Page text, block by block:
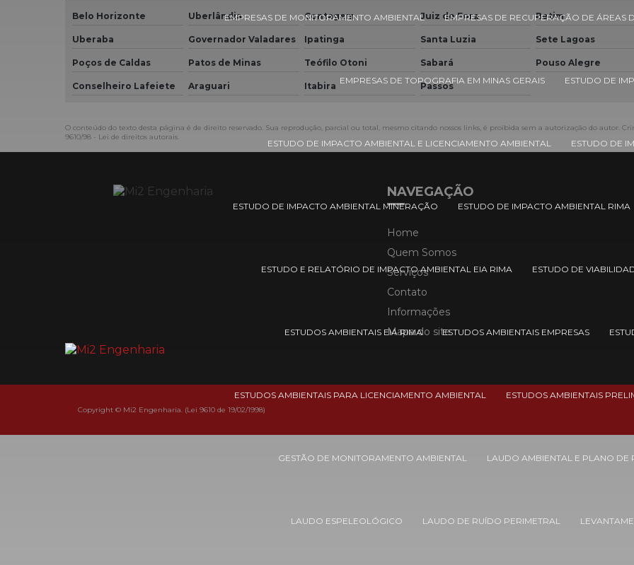
EMPRESAS DE MONITORAMENTO AMBIENTAL EMPRESAS DE RECUPERAÇÃO DE ÁREAS
EMPRESAS DE TOPOGRAFIA EM MINAS GERAIS ESTUDO DE
ESTUDO DE IMPACTO AMBIENTAL E LICENCIAMENTO AMBIENTAL ESTUDO DE
ESTUDO DE IMPACTO AMBIENTAL MINERAÇÃO ESTUDO DE IMPACTO AMBIENTAL RIMA
ESTUDO E RELATÓRIO DE IMPACTO AMBIENTAL EIA RIMA ESTUDO DE
ESTUDOS AMBIENTAIS EIA RIMA ESTUDOS AMBIENTAIS EMPRESAS
ESTUDOS AMBIENTAIS PARA LICENCIAMENTO AMBIENTAL ESTUDOS AMBIENTAIS
GESTÃO DE MONITORAMENTO AMBIENTAL LAUDO AMBIENTAL E PLANO DE
LAUDO ESPELEOLÓGICO LAUDO DE RUÍDO PERIMETRAL
Belo Horizonte Uberlândia Contagem Juiz de Fora Betim
Uberaba Governador Valadares Ipatinga Santa Luzia Sete Lagoas
Poços de Caldas Patos de Minas Teófilo Otoni Sabará Pouso Alegre
Conselheiro Lafeiete Araguari Itabira Passos
O conteúdo do texto desta página é de direito reservado. Sua reprodução, parcial ou total, mesmo citando nossos links, é proibida sem a autorização do autor.
9610/98 - Lei de direitos autorais.
NAVEGAÇÃO
Home
Quem Somos
Serviços
Contato
Informações
Mapa do site
Copyright © Mi2 Engenharia. (Lei 9610 de 19/02/1998)